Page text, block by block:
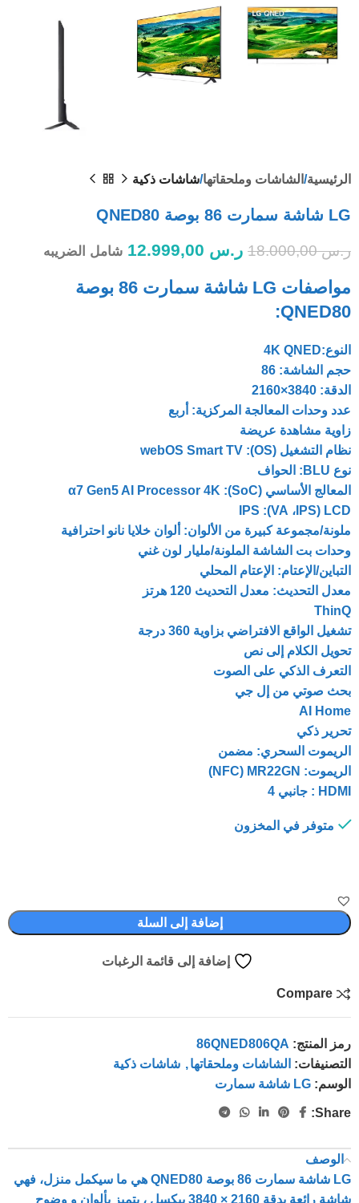
الرئيسية الشاشات وملحقاتها شاشات ذكية
LG شاشة سمارت 86 بوصة QNED80
ر.س18.000,00 ر.س شامل الضريبه
مواصفات LG شاشة سمارت 86 بوصة
QNED80:
النوع:4K QNED
حجم الشاشة: 86
الدقة: 3840×2160
عدد وحدات المعالجة المركزية: أربع
زاوية مشاهدة عريضة
نظام التشغيل (OS): webOS Smart TV
نوع BLU: الحواف
المعالج الأساسي (SoC): α7 Gen5 AI Processor 4K
LCD‏ (IPS‏، VA): IPS
ملونة/مجموعة كبيرة من الألوان: ألوان خلايا نانو احترافية
وحدات بت الشاشة الملونة/مليار لون غني
التباين/الإعتام: الإعتام المحلي
معدل التحديث: معدل التحديث 120 هرتز
ThinQ
تشغيل الواقع الافتراضي بزاوية 360 درجة
تحويل الكلام إلى نص
التعرف الذكي على الصوت
بحث صوتي من إل جي
AI Home
تحرير ذكي
الريموت السحري: مضمن
الريموت: MR22GN‏ (NFC)
HDMI : جانبي 4
متوفر في المخزون
إضافة إلى السلة
إضافة إلى قائمة الرغبات
Compare
رمز المنتج: 86QNED806QA
التصنيفات: الشاشات وملحقاتها, شاشات ذكية
الوسم: LG شاشة سمارت
Share:
الوصف
LG شاشة سمارت 86 بوصة QNED80 هي ما سيكمل منزل، فهي
شاشة رائعة بدقة 2160 × 3840 بيكسل ، يتميز بألوان و وضوح